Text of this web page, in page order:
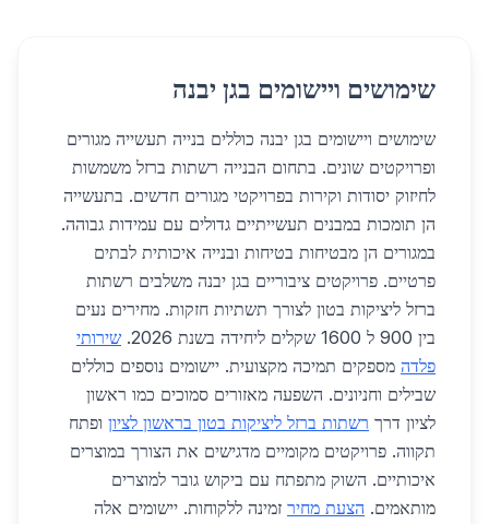
שימושים ויישומים בגן יבנה
שימושים ויישומים בגן יבנה כוללים בנייה תעשייה מגורים
ופרויקטים שונים. בתחום הבנייה רשתות ברזל משמשות
לחיזוק יסודות וקירות בפרויקטי מגורים חדשים. בתעשייה
הן תומכות במבנים תעשייתיים גדולים עם עמידות גבוהה.
במגורים הן מבטיחות בטיחות ובנייה איכותית לבתים
פרטיים. פרויקטים ציבוריים בגן יבנה משלבים רשתות
ברזל ליציקות בטון לצורך תשתיות חזקות. מחירים נעים
בין 900 ל 1600 שקלים ליחידה בשנת 2026.
שירותי
פלדה מספקים תמיכה מקצועית. יישומים נוספים כוללים
שבילים וחניונים. השפעה מאזורים סמוכים כמו ראשון
לציון דרך רשתות ברזל ליציקות בטון בראשון לציון ופתח
תקווה. פרויקטים מקומיים מדגישים את הצורך במוצרים
איכותיים. השוק מתפתח עם ביקוש גובר למוצרים
מותאמים. הצעת מחיר זמינה ללקוחות. יישומים אלה